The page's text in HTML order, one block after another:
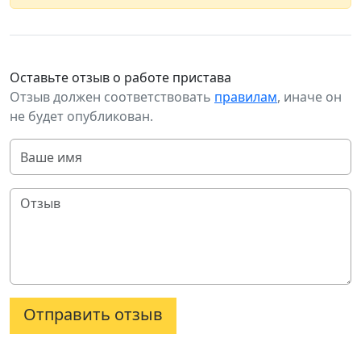
Оставьте отзыв о работе пристава
Отзыв должен соответствовать правилам, иначе он
не будет опубликован.
Отправить отзыв